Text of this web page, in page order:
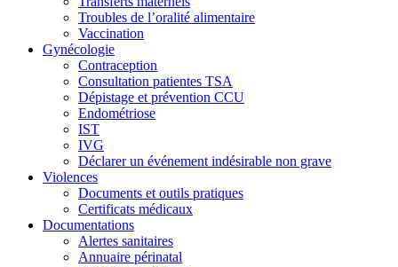
Troubles de l’oralité alimentaire
Vaccination
Gynécologie
Contraception
Consultation patientes TSA
Dépistage et prévention CCU
Endométriose
IST
IVG
Déclarer un événement indésirable non grave
Violences
Documents et outils pratiques
Certificats médicaux
Documentations
Alertes sanitaires
Annuaire périnatal